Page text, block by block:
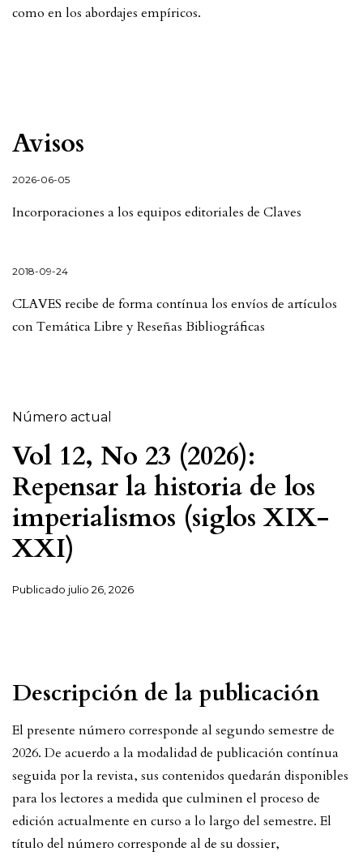
como en los abordajes empíricos.
Avisos
2026-06-05
Incorporaciones a los equipos editoriales de Claves
2018-09-24
CLAVES recibe de forma contínua los envíos de artículos
con Temática Libre y Reseñas Bibliográficas
Número actual
Vol 12, No 23 (2026):
Repensar la historia de los
imperialismos (siglos XIX-
XXI)
Publicado julio 26, 2026
Descripción de la publicación
El presente número corresponde al segundo semestre de
2026. De acuerdo a la modalidad de publicación contínua
seguida por la revista, sus contenidos quedarán disponibles
para los lectores a medida que culminen el proceso de
edición actualmente en curso a lo largo del semestre. El
título del número corresponde al de su dossier,